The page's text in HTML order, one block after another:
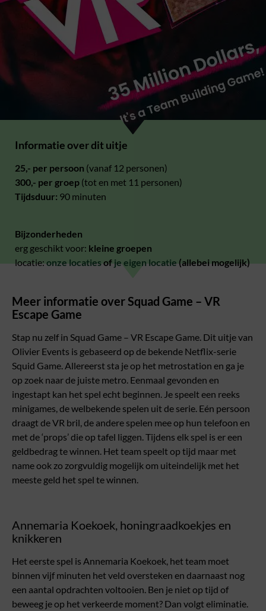
Informatie over dit uitje
25,- per persoon (vanaf 12 personen)
300,- per groep (tot en met 11 personen)
Tijdsduur: 90 minuten
Bijzonderheden
erg geschikt voor: kleine groepen
locatie: onze locaties of je eigen locatie (allebei mogelijk)
Meer informatie over Squad Game – VR
Escape Game
Stap nu zelf in Squad Game – VR Escape Game. Dit uitje van
Olivier Events is gebaseerd op de bekende Netflix-serie
Squid Game. Allereerst sta je op het metrostation en ga je
op zoek naar de juiste metro. Eenmaal gevonden en
ingestapt kan het spel echt beginnen. Je speelt een reeks
minigames, de welbekende spelen uit de serie. Eén persoon
draagt de VR bril, de andere spelen mee op hun telefoon en
met de ‘props’ die op tafel liggen. Tijdens elk spel is er een
geldbedrag te winnen. Het team speelt op tijd maar met
name ook zo zorgvuldig mogelijk om uiteindelijk met het
meeste geld het spel te winnen.
Annemaria Koekoek, honingraadkoekjes en
knikkeren
Het eerste spel is Annemaria Koekoek, het team moet
binnen vijf minuten het veld oversteken en daarnaast nog
een aantal opdrachten voltooien. Ben je niet op tijd of
beweeg je op het verkeerde moment? Dan volgt eliminatie.